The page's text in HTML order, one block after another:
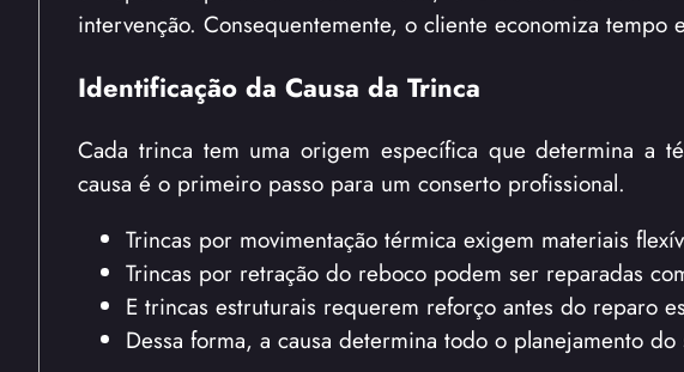
intervenção. Consequentemente, o cliente economiza
Identificação da Causa da Trinca
Cada trinca tem uma origem específica que determina a
causa é o primeiro passo para um conserto profissional.
Trincas por movimentação térmica exigem materiais
Trincas por retração do reboco podem ser reparadas
E trincas estruturais requerem reforço antes do reparo
Dessa forma, a causa determina todo o planejamento do